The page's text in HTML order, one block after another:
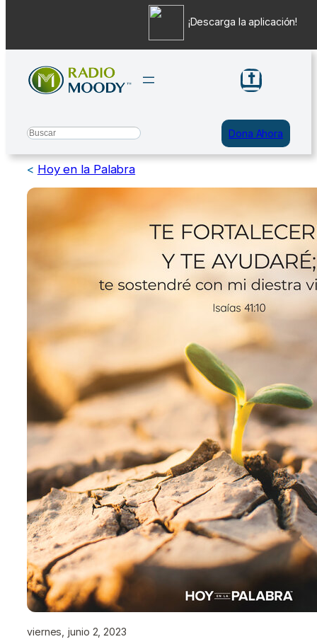
contenido
Search Dona Ahora
< Hoy en la Palabra
viernes, junio 2, 2023
¡Descarga la aplicación!